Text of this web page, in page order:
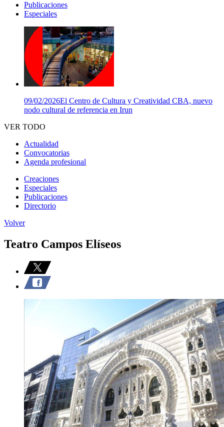
Publicaciones
Especiales
09/02/2026El Centro de Cultura y Creatividad CBA, nuevo
nodo cultural de referencia en Irun
VER TODO
Actualidad
Convocatorias
Agenda profesional
Creaciones
Especiales
Publicaciones
Directorio
Volver
Teatro Campos Elíseos